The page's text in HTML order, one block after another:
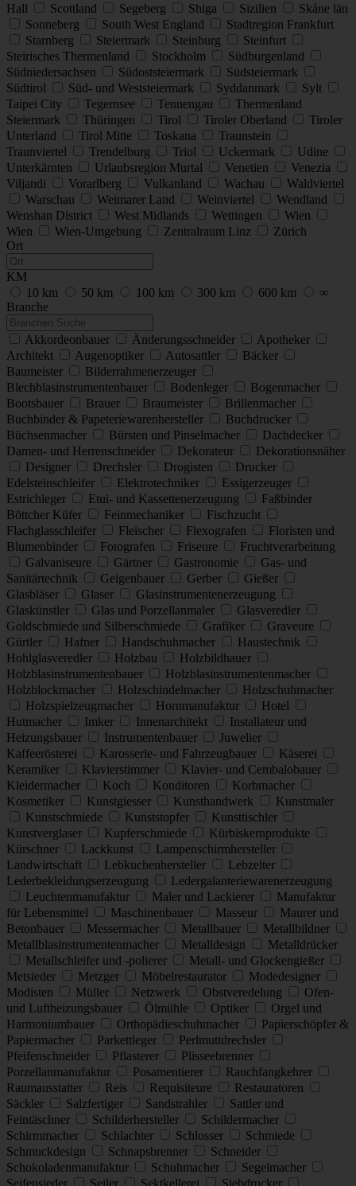
Hall
Scottland Segeberg Shiga Sizilien
Skåne län
Sonneberg
South West England
Stadtregion Frankfurt
Starnberg
Steiermark Steinburg
Steinfurt
Steirisches Thermenland
Stockholm
Südburgenland
Südniedersachsen
Südoststeiermark
Südsteiermark
Südtirol
Süd- und Weststeiermark Syddanmark
Sylt
Taipei City
Tegernsee Tennengau
Thermenland
Steiermark
Thüringen Tirol Tiroler Oberland
Tiroler
Unterland
Tirol Mitte Toskana
Traunstein
Traunviertel
Trendelburg Triol Uckermark
Udine
Unterkärnten
Urlaubsregion Murtal Venetien
Venezia
Viljandi
Vorarlberg Vulkanland Wachau
Waldviertel
Warschau
Weimarer Land Weinviertel
Wendland
Wenshan District
West Midlands Wettingen
Wien
Wien
Wien-Umgebung Zentralraum Linz
Zürich
Ort
KM
10 km
50 km 100 km 300 km 600 km
∞
Branche
Akkordeonbauer Änderungsschneider
Apotheker
Architekt
Augenoptiker Autosattler
Bäcker
Baumeister
Bilderrahmenerzeuger
Blechblasinstrumentenbauer
Bodenleger
Bogenmacher
Bootsbauer
Brauer Braumeister
Brillenmacher
Buchbinder & Papeteriewarenhersteller
Buchdrucker
Büchsenmacher
Bürsten und Pinselmacher
Dachdecker
Damen- und Herrenschneider
Dekorateur
Dekorationsnäher
Designer
Drechsler Drogisten
Drucker
Edelsteinschleifer
Elektrotechniker
Essigerzeuger
Estrichleger
Etui- und Kassettenerzeugung
Faßbinder
Böttcher Küfer
Feinmechaniker
Fischzucht
Flachglasschleifer
Fleischer Flexografen
Floristen und
Blumenbinder
Fotografen Friseure
Fruchtverarbeitung
Galvaniseure
Gärtner Gastronomie
Gas- und
Sanitärtechnik
Geigenbauer Gerber
Gießer
Glasbläser
Glaser
Glasinstrumentenerzeugung
Glaskünstler
Glas und Porzellanmaler
Glasveredler
Goldschmiede und Silberschmiede
Grafiker
Graveure
Gürtler
Hafner Handschuhmacher
Haustechnik
Hohlglasveredler
Holzbau
Holzbildhauer
Holzblasinstrumentenbauer
Holzblasinstrumentenmacher
Holzblockmacher
Holzschindelmacher
Holzschuhmacher
Holzspielzeugmacher
Hornmanufaktur
Hotel
Hutmacher
Imker Innenarchitekt
Installateur und
Heizungsbauer
Instrumentenbauer
Juwelier
Kaffeerösterei
Karosserie- und Fahrzeugbauer
Käserei
Keramiker
Klavierstimmer
Klavier- und Cembalobauer
Kleidermacher
Koch Konditoren
Korbmacher
Kosmetiker
Kunstgiesser Kunsthandwerk
Kunstmaler
Kunstschmiede
Kunststopfer
Kunsttischler
Kunstverglaser
Kupferschmiede
Kürbiskernprodukte
Kürschner
Lackkunst
Lampenschirmhersteller
Landwirtschaft
Lebkuchenhersteller
Lebzelter
Lederbekleidungserzeugung
Ledergalanteriewarenerzeugung
Leuchtenmanufaktur
Maler und Lackierer
Manufaktur
für Lebensmittel
Maschinenbauer Masseur
Maurer und
Betonbauer
Messermacher Metallbauer
Metallbildner
Metallblasinstrumentenmacher
Metalldesign
Metalldrücker
Metallschleifer und -polierer
Metall- und Glockengießer
Metsieder
Metzger Möbelrestaurator
Modedesigner
Modisten
Müller Netzwerk Obstveredelung
Ofen-
und Luftheizungsbauer
Ölmühle Optiker
Orgel und
Harmoniumbauer
Orthopädieschuhmacher
Papierschöpfer &
Papiermacher
Parkettleger
Perlmuttdrechsler
Pfeifenschneider
Pflasterer
Plisseebrenner
Porzellanmanufaktur
Posamentierer
Rauchfangkehrer
Raumausstatter
Reis Requisiteure
Restauratoren
Säckler
Salzfertiger Sandstrahler
Sattler und
Feintäschner
Schilderhersteller
Schildermacher
Schirmmacher
Schlachter Schlosser
Schmiede
Schmuckdesign
Schnapsbrenner
Schneider
Schokoladenmanufaktur
Schuhmacher
Segelmacher
Seifensieder
Seiler Sektkellerei Siebdrucker